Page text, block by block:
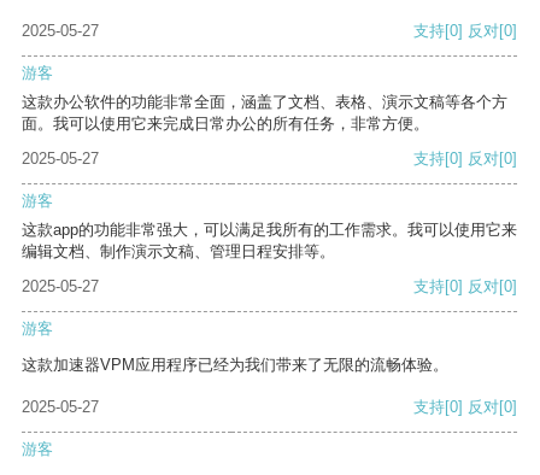
2025-05-27 支持[0] 反对[0]
游客
这款办公软件的功能非常全面，涵盖了文档、表格、演示文稿等各个方
面。我可以使用它来完成日常办公的所有任务，非常方便。
2025-05-27
支持[0] 反对[0]
游客
这款app的功能非常强大，可以满足我所有的工作需求。我可以使用它来
编辑文档、制作演示文稿、管理日程安排等。
2025-05-27
支持[0] 反对[0]
游客
这款加速器VPM应用程序已经为我们带来了无限的流畅体验。
2025-05-27 支持[0] 反对[0]
游客